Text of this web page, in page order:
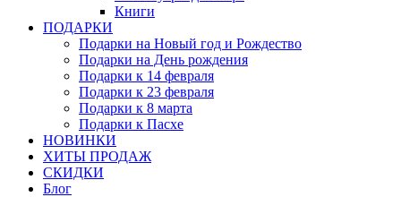
Книги
ПОДАРКИ
Подарки на Новый год и Рождество
Подарки на День рождения
Подарки к 14 февраля
Подарки к 23 февраля
Подарки к 8 марта
Подарки к Пасхе
НОВИНКИ
ХИТЫ ПРОДАЖ
СКИДКИ
Блог